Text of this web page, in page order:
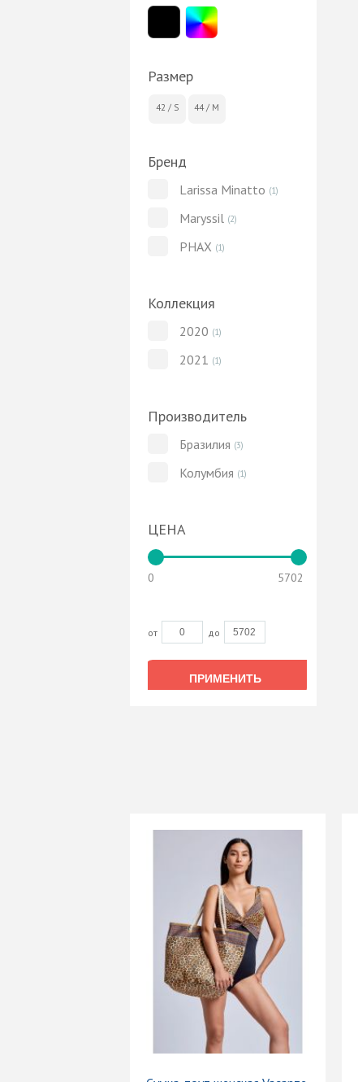
Размер
42 / S 44 / M
Бренд
Larissa Minatto (1)
Maryssil (2)
PHAX (1)
Коллекция
2020 (1)
2021 (1)
Производитель
Бразилия (3)
Колумбия (1)
ЦЕНА
0 5702
от до
ПРИМЕНИТЬ